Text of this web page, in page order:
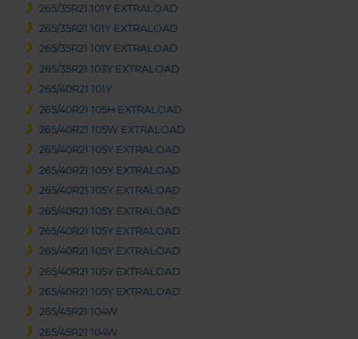
265/35R21 101Y EXTRALOAD
265/35R21 101Y EXTRALOAD
265/35R21 101Y EXTRALOAD
265/35R21 103Y EXTRALOAD
265/40R21 101Y
265/40R21 105H EXTRALOAD
265/40R21 105W EXTRALOAD
265/40R21 105Y EXTRALOAD
265/40R21 105Y EXTRALOAD
265/40R21 105Y EXTRALOAD
265/40R21 105Y EXTRALOAD
265/40R21 105Y EXTRALOAD
265/40R21 105Y EXTRALOAD
265/40R21 105Y EXTRALOAD
265/40R21 105Y EXTRALOAD
265/45R21 104W
265/45R21 104W